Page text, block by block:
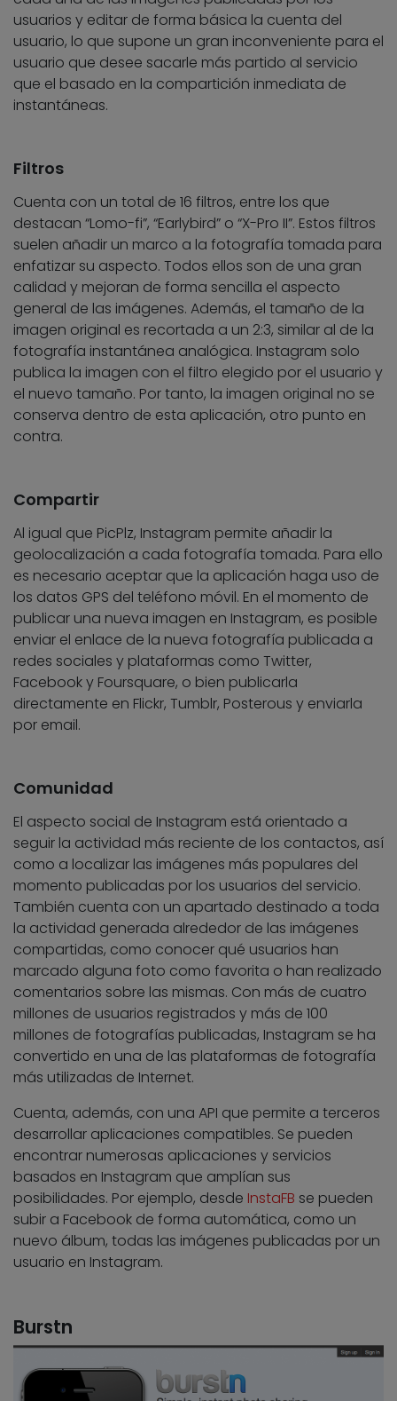
usuarios y editar de forma básica la cuenta del
usuario, lo que supone un gran inconveniente para el
usuario que desee sacarle más partido al servicio
que el basado en la compartición inmediata de
instantáneas.
Filtros
Cuenta con un total de 16 filtros, entre los que
destacan “Lomo-fi”, “Earlybird” o “X-Pro II”. Estos filtros
suelen añadir un marco a la fotografía tomada para
enfatizar su aspecto. Todos ellos son de una gran
calidad y mejoran de forma sencilla el aspecto
general de las imágenes. Además, el tamaño de la
imagen original es recortada a un 2:3, similar al de la
fotografía instantánea analógica. Instagram solo
publica la imagen con el filtro elegido por el usuario y
el nuevo tamaño. Por tanto, la imagen original no se
conserva dentro de esta aplicación, otro punto en
contra.
Compartir
Al igual que PicPlz, Instagram permite añadir la
geolocalización a cada fotografía tomada. Para ello
es necesario aceptar que la aplicación haga uso de
los datos GPS del teléfono móvil. En el momento de
publicar una nueva imagen en Instagram, es posible
enviar el enlace de la nueva fotografía publicada a
redes sociales y plataformas como Twitter,
Facebook y Foursquare, o bien publicarla
directamente en Flickr, Tumblr, Posterous y enviarla
por email.
Comunidad
El aspecto social de Instagram está orientado a
seguir la actividad más reciente de los contactos, así
como a localizar las imágenes más populares del
momento publicadas por los usuarios del servicio.
También cuenta con un apartado destinado a toda
la actividad generada alrededor de las imágenes
compartidas, como conocer qué usuarios han
marcado alguna foto como favorita o han realizado
comentarios sobre las mismas. Con más de cuatro
millones de usuarios registrados y más de 100
millones de fotografías publicadas, Instagram se ha
convertido en una de las plataformas de fotografía
más utilizadas de Internet.
Cuenta, además, con una API que permite a terceros
desarrollar aplicaciones compatibles. Se pueden
encontrar numerosas aplicaciones y servicios
basados en Instagram que amplían sus
posibilidades. Por ejemplo, desde InstaFB se pueden
subir a Facebook de forma automática, como un
nuevo álbum, todas las imágenes publicadas por un
usuario en Instagram.
Burstn